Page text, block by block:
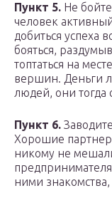
Пункт 5. Не
человек
добиться успеха
бояться,
топтаться на
вершин. Деньги
людей, они тогда
Пункт 6.
Хорошие
никому не
ними